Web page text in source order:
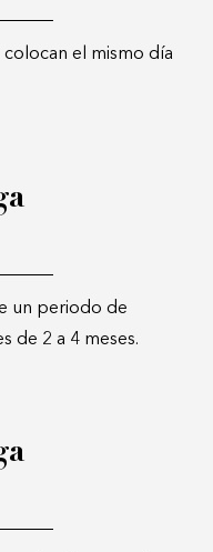
colocan el mismo día
un periodo de
de 2 a 4 meses.